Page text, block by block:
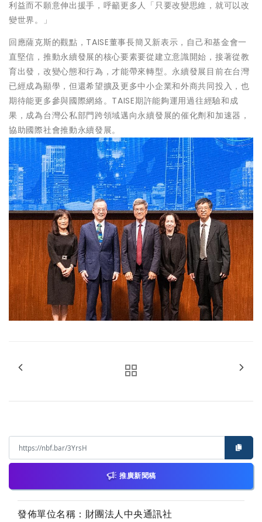
利益而不願意伸出援手，呼籲更多人「只要改變思維，就可以改
變世界。」
回應薩克斯的觀點，TAISE董事長簡又新表示，自己和基金會一
直堅信，推動永續發展的核心要素要從建立意識開始，接著從教
育出發，改變心態和行為，才能帶來轉型。永續發展目前在台灣
已經成為顯學，但還希望擴及更多中小企業和外商共同投入，也
期待能更多參與國際網絡。TAISE期許能夠運用過往經驗和成
果，成為台灣公私部門跨領域邁向永續發展的催化劑和加速器，
協助國際社會推動永續發展。
推廣新聞稿
發佈單位名稱：財團法人中央通訊社